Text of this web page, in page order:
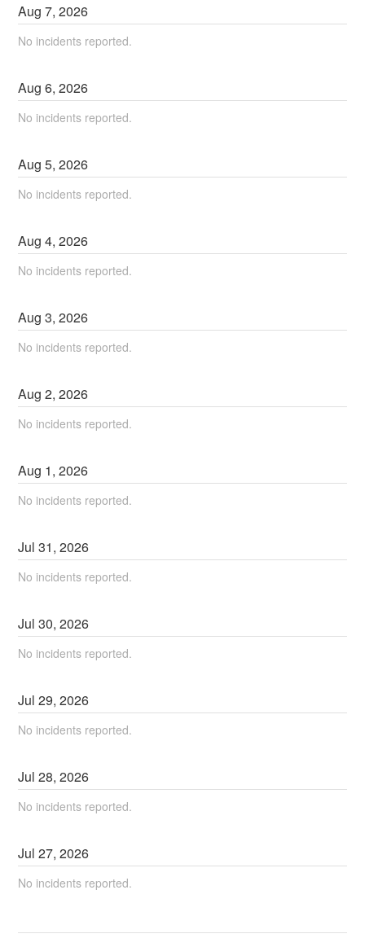
Aug7,2026
No incidents reported.
Aug6,2026
No incidents reported.
Aug5,2026
No incidents reported.
Aug4,2026
No incidents reported.
Aug3,2026
No incidents reported.
Aug2,2026
No incidents reported.
Aug 1,2026
No incidents reported.
Jul31,2026
No incidents reported.
Jul30,2026
No incidents reported.
Jul29,2026
No incidents reported.
Jul28,2026
No incidents reported.
Jul27,2026
No incidents reported.